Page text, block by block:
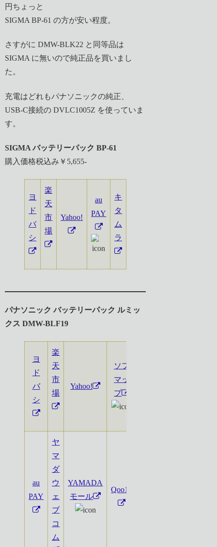
円ちょっと
SIGMA BP-61 の方が安い程度。
さすがに DMW-BLK22 と同等品は
SIGMA に無いので純正品を買いまし
た。
充電はどれもパナソニックの純正、
USB-C接続の DVLC1005Z を使っていま
す。
SIGMA バッテリーパック BP-61
購入価格税込み￥5,655-
ヨ
ド
バ
シ
楽
天
市
場
Yahoo!
au
PAY
キ
タ
ム
ラ
パナソニック バッテリーパック ルミッ
クス DMW-BLF19
ヨ
ド
バ
シ
楽
天
市
場
Yahoo!
ソフ
マッ
プ
au
PAY
ヤ
マ
ダ
ウ
ェ
ブ
コ
ム
YAMADA
モール
Qoo10